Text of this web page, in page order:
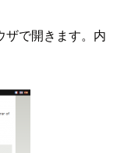
ザで開きます。内